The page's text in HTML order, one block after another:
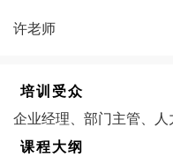
许老师
培训受众
企业经理、部门主管、
课程大纲